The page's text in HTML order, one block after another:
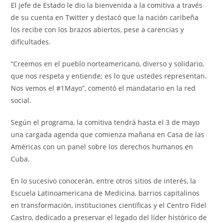
El jefe de Estado le dio la bienvenida a la comitiva a través
de su cuenta en Twitter y destacó que la nación caribeña
los recibe con los brazos abiertos, pese a carencias y
dificultades.
“Creemos en el pueblo norteamericano, diverso y solidario,
que nos respeta y entiende; es lo que ustedes representan.
Nos vemos el #1Mayo”, comentó el mandatario en la red
social.
Según el programa, la comitiva tendrá hasta el 3 de mayo
una cargada agenda que comienza mañana en Casa de las
Américas con un panel sobre los derechos humanos en
Cuba.
En lo sucesivo conocerán, entre otros sitios de interés, la
Escuela Latinoamericana de Medicina, barrios capitalinos
en transformación, instituciones científicas y el Centro Fidel
Castro, dedicado a preservar el legado del líder histórico de